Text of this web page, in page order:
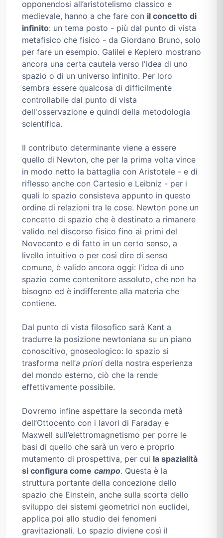
opponendosi all’aristotelismo classico e
medievale, hanno a che fare con il concetto di
infinito: un tema posto - più dal punto di vista
metafisico che fisico - da Giordano Bruno, solo
per fare un esempio. Galilei e Keplero mostrano
ancora una certa cautela verso l'idea di uno
spazio o di un universo infinito. Per loro
sembra essere qualcosa di difficilmente
controllabile dal punto di vista
dell'osservazione e quindi della metodologia
scientifica.
Il contributo determinante viene a essere
quello di Newton, che per la prima volta vince
in modo netto la battaglia con Aristotele - e di
riflesso anche con Cartesio e Leibniz - per i
quali lo spazio consisteva appunto in questo
ordine di relazioni tra le cose. Newton pone un
concetto di spazio che è destinato a rimanere
valido nel discorso fisico fino ai primi del
Novecento e di fatto in un certo senso, a
livello intuitivo o per così dire di senso
comune, è valido ancora oggi: l'idea di uno
spazio come contenitore assoluto, che non ha
bisogno ed è indifferente alla materia che
contiene.
Dal punto di vista filosofico sarà Kant a
tradurre la posizione newtoniana su un piano
conoscitivo, gnoseologico: lo spazio si
trasforma nell’a priori della nostra esperienza
del mondo esterno, ciò che la rende
effettivamente possibile.
Dovremo infine aspettare la seconda metà
dell’Ottocento con i lavori di Faraday e
Maxwell sull’elettromagnetismo per porre le
basi di quello che sarà un vero e proprio
mutamento di prospettiva, per cui la spazialità
si configura come campo. Questa è la
struttura portante della concezione dello
spazio che Einstein, anche sulla scorta dello
sviluppo dei sistemi geometrici non euclidei,
applica poi allo studio dei fenomeni
gravitazionali. Lo spazio diviene così il